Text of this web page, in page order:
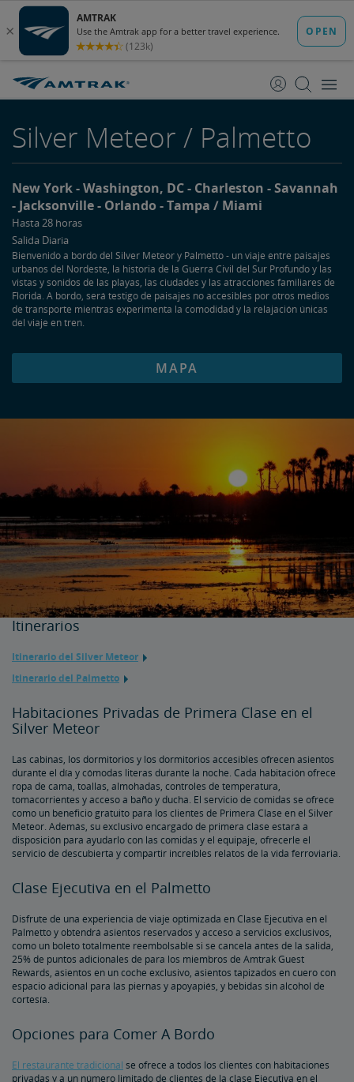
Contenido
Navegación
Silver Meteor / Palmetto
New York Washington, DC Charleston
Savannah
Jacksonville
Orlando Tampa / Miami
Hasta 28 horas
Salida Diaria
Bienvenido a bordo del Silver Meteor y Palmetto - un viaje entre paisajes
urbanos del Nordeste, la historia de la Guerra Civil del Sur Profundo y las
vistas y sonidos de las playas, las ciudades y las atracciones familiares de
Florida. A bordo, será testigo de paisajes no accesibles por otros medios
de transporte mientras experimenta la comodidad y la relajación únicas
del viaje en tren.
MAPA
Itinerarios
Itinerario del Silver Meteor
Itinerario del Palmetto
Habitaciones Privadas de Primera Clase en el
Silver Meteor
Las cabinas, los dormitorios y los dormitorios accesibles ofrecen asientos
durante el día y cómodas literas durante la noche. Cada habitación ofrece
ropa de cama, toallas, almohadas, controles de temperatura,
tomacorrientes y acceso a baño y ducha. El servicio de comidas se ofrece
como un beneficio gratuito para los clientes de Primera Clase en el Silver
Meteor.​​​​​​​ Además, su exclusivo encargado de primera clase estará a
disposición para ayudarlo con las comidas y el equipaje, ofrecerle el
servicio de descubierta y compartir increíbles relatos de la vida ferroviaria.
Clase Ejecutiva en el Palmetto
Disfrute de una experiencia de viaje optimizada en Clase Ejecutiva en el
Palmetto y obtendrá asientos reservados y acceso a servicios exclusivos,
como un boleto totalmente reembolsable si se cancela antes de la salida,
25% de puntos adicionales de para los miembros de Amtrak Guest
Rewards, asientos en un coche exclusivo, asientos tapizados en cuero con
espacio adicional para las piernas y apoyapiés, y bebidas sin alcohol de
cortesía.
Opciones para Comer A Bordo
El restaurante tradicional se ofrece a todos los clientes con habitaciones
privadas y a un número limitado de clientes de la clase Ejecutiva en el